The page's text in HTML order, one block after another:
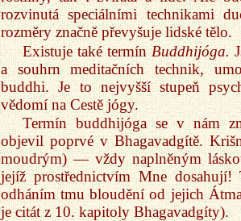
rozvinutá speciálními technikami
rozměry značně převyšuje lidské tělo.
Existuje také termínBuddhijóga.
a souhrn meditačních technik,
buddhi. Je to nejvyšší stupeň
vědomí na Cestě jógy.
Termín buddhijóga se v nám
objevil poprvé v Bhagavadgítě.
moudrým) — vždy naplněným
jejíž prostřednictvím Mne
odháním tmu bloudění od jejich
je citát z 10. kapitoly Bhagavadgíty).